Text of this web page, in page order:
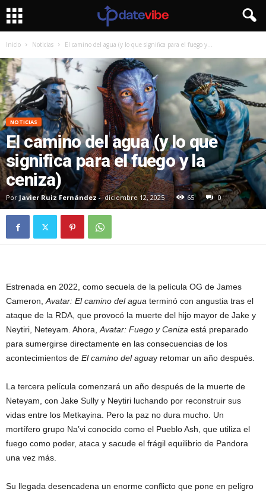
Inicio Noticias El camino del agua (y lo que significa para el fuego y...
NOTICIAS
El camino del agua (y lo que
significa para el fuego y la
ceniza)
Por Javier Ruiz Fernández - diciembre 12, 2025 65 0
Estrenada en 2022, como secuela de la película OG de James
Cameron,Avatar: El camino del agua terminó con angustia tras el
ataque de la RDA, que provocó la muerte del hijo mayor de Jake y
Neytiri, Neteyam. Ahora,Avatar: Fuego y Ceniza está preparado
para sumergirse directamente en las consecuencias de los
acontecimientos de El camino del aguay retomar un año después.
La tercera película comenzará un año después de la muerte de
Neteyam, con Jake Sully y Neytiri luchando por reconstruir sus
vidas entre los Metkayina. Pero la paz no dura mucho. Un
mortífero grupo Na’vi conocido como el Pueblo Ash, que utiliza el
fuego como poder, ataca y sacude el frágil equilibrio de Pandora
una vez más.
Su llegada desencadena un enorme conflicto que pone en peligro